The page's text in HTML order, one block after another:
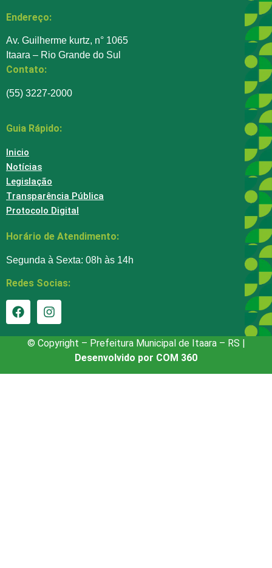
Endereço:
Av. Guilherme kurtz, n° 1065
Itaara – Rio Grande do Sul
Contato:
(55) 3227-2000
Guia Rápido:
Inicio
Notícias
Legislação
Transparência Pública
Protocolo Digital
Horário de Atendimento:
Segunda à Sexta: 08h às 14h
Redes Socias:
© Copyright – Prefeitura Municipal de Itaara – RS |
Desenvolvido por COM 360